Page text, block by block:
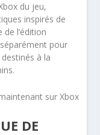
du jeu,
inspirés de
l’édition
pour
à la
sur Xbox
DE